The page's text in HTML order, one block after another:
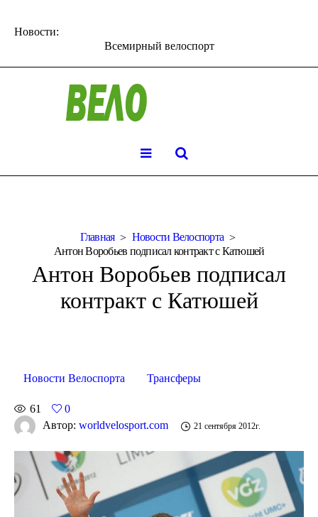
Новости:
Всемирный велоспорт
Главная
Новости Велоспорта
Антон Воробьев подписал контракт с Катюшей
Антон Воробьев подписал
контракт с Катюшей
Новости Велоспорта Трансферы
61
0
Автор: worldvelosport.com 21 сентября 2012г.